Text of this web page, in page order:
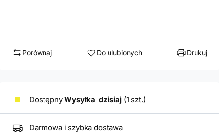
Porównaj Do ulubionych Drukuj
DostępnyWysyłka dzisiaj (1 szt.)
Darmowa i szybka dostawa